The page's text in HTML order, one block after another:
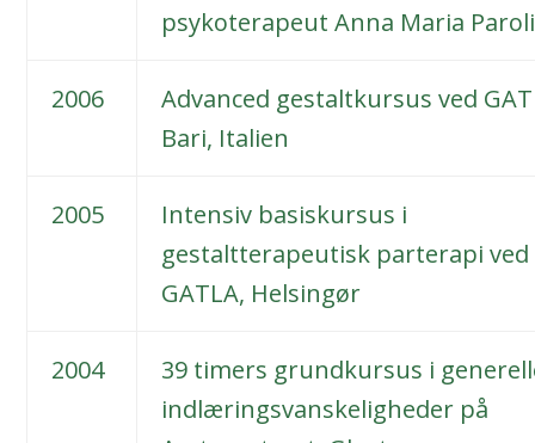
psykoterapeut Anna Maria Paroli
2006
Advanced gestaltkursus ved
Bari, Italien
2005
Intensiv basiskursus i
gestaltterapeutisk parterapi ved
GATLA, Helsingør
2004
39 timers grundkursus i
indlæringsvanskeligheder på